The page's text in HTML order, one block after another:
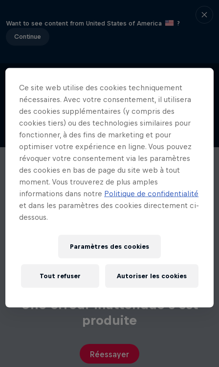
Want to see content from United States of America
?
Continue
Une erreur inattendue s'est
produite
Réessayer
Ce site web utilise des cookies techniquement
nécessaires. Avec votre consentement, il utilisera
des cookies supplémentaires (y compris des
cookies tiers) ou des technologies similaires pour
fonctionner, à des fins de marketing et pour
optimiser votre expérience en ligne. Vous pouvez
révoquer votre consentement via les paramètres
des cookies en bas de page du site web à tout
moment. Vous trouverez de plus amples
informations dans notre Politique de confidentialité
et dans les paramètres des cookies directement ci-
dessous.
Paramètres des cookies
Tout refuser Autoriser les cookies